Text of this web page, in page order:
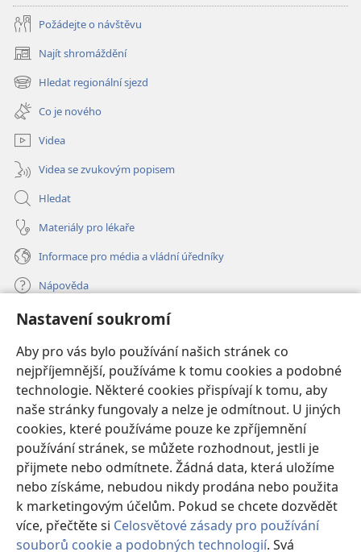
Nastavení soukromí
Aby pro vás bylo používání našich stránek co
nejpříjemnější, používáme k tomu cookies a podobné
technologie. Některé cookies přispívají k tomu, aby
naše stránky fungovaly a nelze je odmítnout. U jiných
cookies, které používáme pouze ke zpříjemnění
používání stránek, se můžete rozhodnout, jestli je
přijmete nebo odmítnete. Žádná data, která uložíme
nebo získáme, nebudou nikdy prodána nebo použita
k marketingovým účelům. Pokud se chcete dozvědět
více, přečtěte si Celosvětové zásady pro používání
souborů cookie a podobných technologií. Svá
Požádejte o návštěvu
Najít shromáždění
(otevřeno
nové
okno)
Hledat regionální sjezd
(otevřeno
nové
okno)
Co je nového
Videa
Videa se zvukovým popisem
Hledat
Materiály pro lékaře
Informace pro média a vládní úředníky
Nápověda
Dary
nové
okno) ONLINE KNIHOVNA Strážné věže
(otevřeno
nové
okno)JW Hub®
(otevřeno
nové
okno)JW Library
Watchtower Library